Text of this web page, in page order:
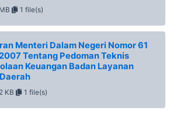
1 file(s)
Menteri Dalam Negeri Nomor 61
Tentang Pedoman Teknis
Keuangan Badan Layanan
KB 1 file(s)